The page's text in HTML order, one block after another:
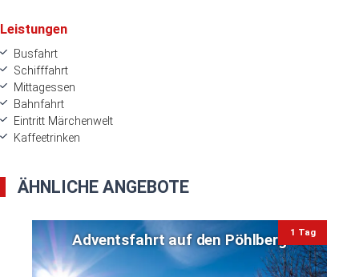
Leistungen
Busfahrt
Schifffahrt
Mittagessen
Bahnfahrt
Eintritt Märchenwelt
Kaffeetrinken
ÄHNLICHE ANGEBOTE
Adventsfahrt auf den Pöhlberg 1 Tag